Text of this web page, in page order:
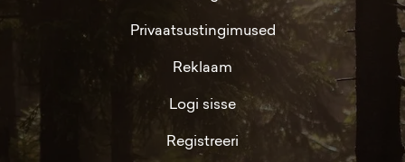
Privaatsustingimused
Reklaam
Logi sisse
Registreeri